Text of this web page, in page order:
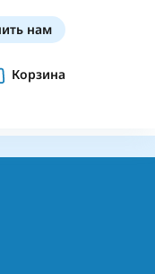
нам
Корзина